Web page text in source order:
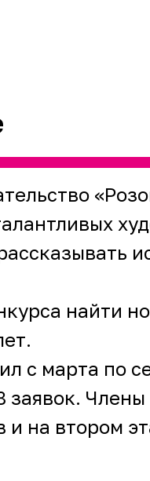
найти
с марта по
заявок.
и на втором